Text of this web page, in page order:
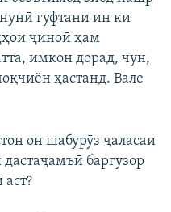
гуфтани ин ки
ҷиноӣ ҳам
имкон дорад, чун,
ҳастанд. Вале
он шабурӯз ҷаласаи
баргузор